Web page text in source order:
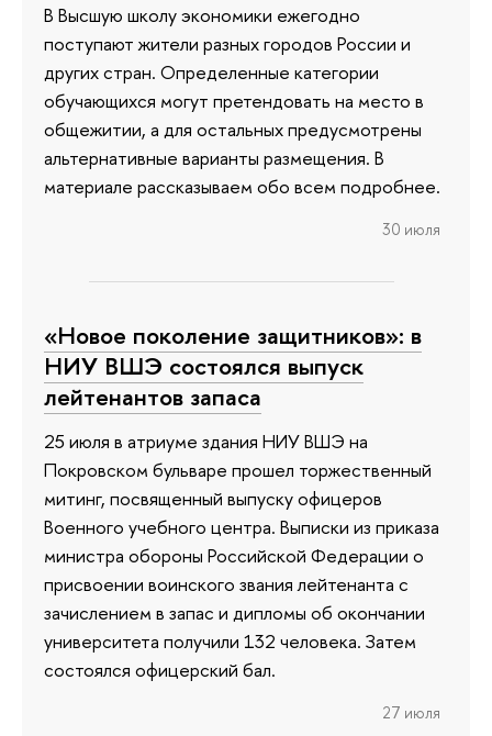
В Высшую школу экономики ежегодно
поступают жители разных городов России и
других стран. Определенные категории
обучающихся могут претендовать на место в
общежитии, а для остальных предусмотрены
альтернативные варианты размещения. В
материале рассказываем обо всем подробнее.
30 июля
«Новое поколение защитников»: в
НИУ ВШЭ состоялся выпуск
лейтенантов запаса
25 июля в атриуме здания НИУ ВШЭ на
Покровском бульваре прошел торжественный
митинг, посвященный выпуску офицеров
Военного учебного центра. Выписки из приказа
министра обороны Российской Федерации о
присвоении воинского звания лейтенанта с
зачислением в запас и дипломы об окончании
университета получили 132 человека. Затем
состоялся офицерский бал.
27 июля